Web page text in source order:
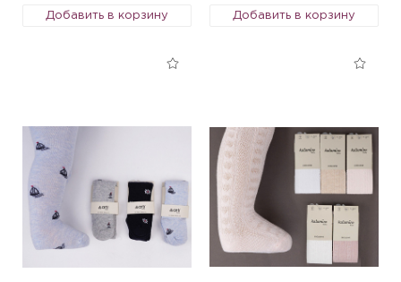
Добавить в корзину Добавить в корзину